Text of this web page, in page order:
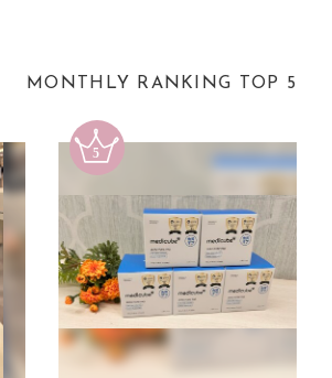
MONTHLY RANKING TOP 5